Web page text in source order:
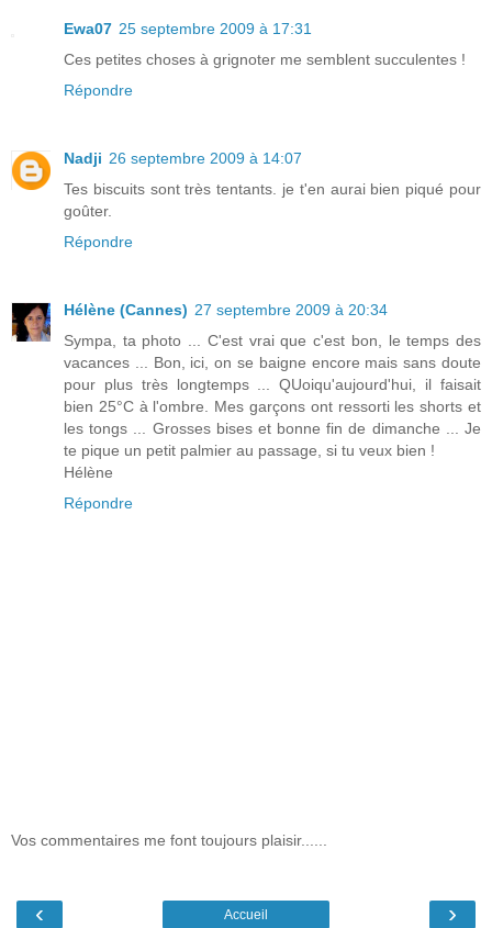
Ewa07 25 septembre 2009 à 17:31
Ces petites choses à grignoter me semblent succulentes !
Répondre
Nadji 26 septembre 2009 à 14:07
Tes biscuits sont très tentants. je t'en aurai bien piqué pour
goûter.
Répondre
Hélène (Cannes) 27 septembre 2009 à 20:34
Sympa, ta photo ... C'est vrai que c'est bon, le temps des
vacances ... Bon, ici, on se baigne encore mais sans doute
pour plus très longtemps ... QUoiqu'aujourd'hui, il faisait
bien 25°C à l'ombre. Mes garçons ont ressorti les shorts et
les tongs ... Grosses bises et bonne fin de dimanche ... Je
te pique un petit palmier au passage, si tu veux bien !
Hélène
Répondre
Vos commentaires me font toujours plaisir......
‹ ›
Accueil